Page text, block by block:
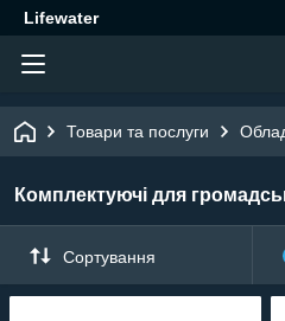
Lifewater
Товари та послуги
Комплектуючі для
Сортування